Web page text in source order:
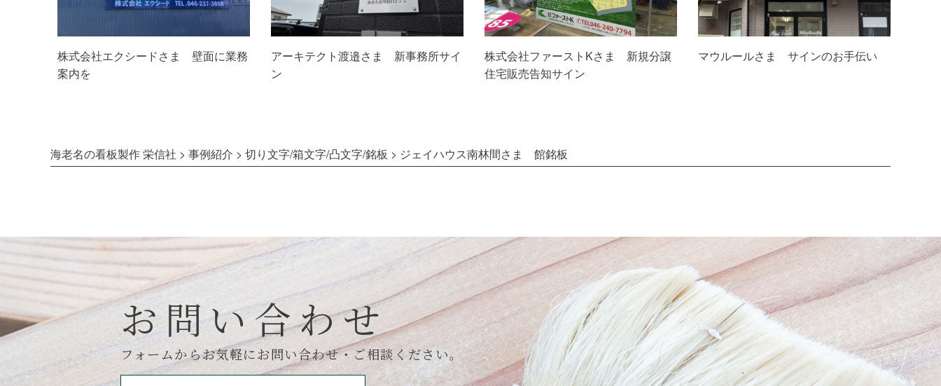
株式会社エクシードさま 壁面に業務
案内を
アーキテクト渡邉さま 新事務所サイ
ン
株式会社ファーストKさま 新規分譲
住宅販売告知サイン
マウルールさま サインのお手伝い
海老名の看板製作 栄信社 > 事例紹介 > 切り文字/箱文字/凸文字/銘板 > ジェイハウス南林間さま 館銘板
お問い合わせ
フォームからお気軽にお問い合わせ・ご相談ください。